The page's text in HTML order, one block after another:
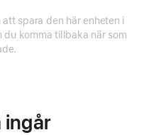
spara den här enheten i
du komma tillbaka när som
ingår